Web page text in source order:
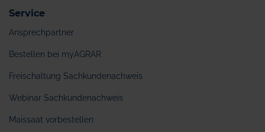
Service
Ansprechpartner
Bestellen bei myAGRAR
Freischaltung Sachkundenachweis
Webinar Sachkundenachweis
Maissaat vorbestellen